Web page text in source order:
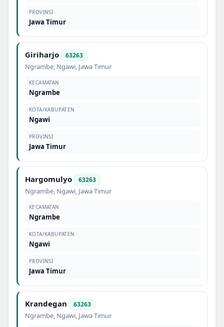
PROVINSI
Jawa Timur
Giriharjo 63263
Ngrambe, Ngawi, Jawa Timur
KECAMATAN
Ngrambe
KOTA/KABUPATEN
Ngawi
PROVINSI
Jawa Timur
Hargomulyo 63263
Ngrambe, Ngawi, Jawa Timur
KECAMATAN
Ngrambe
KOTA/KABUPATEN
Ngawi
PROVINSI
Jawa Timur
Krandegan 63263
Ngrambe, Ngawi, Jawa Timur